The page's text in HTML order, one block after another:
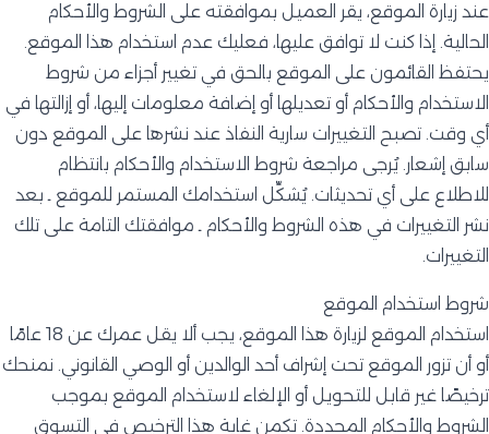
عند زيارة الموقع، يقر العميل بموافقته على الشروط والأحكام
الحالية. إذا كنت لا توافق عليها، فعليك عدم استخدام هذا الموقع.
يحتفظ القائمون على الموقع بالحق في تغيير أجزاء من شروط
الاستخدام والأحكام أو تعديلها أو إضافة معلومات إليها، أو إزالتها في
أي وقت. تصبح التغييرات سارية النفاذ عند نشرها على الموقع دون
سابق إشعار. يُرجى مراجعة شروط الاستخدام والأحكام بانتظام
للاطلاع على أي تحديثات. يُشكِّل استخدامك المستمر للموقع ـ بعد
نشر التغييرات في هذه الشروط والأحكام ـ موافقتك التامة على تلك
التغييرات.
شروط استخدام الموقع
استخدام الموقع لزيارة هذا الموقع، يجب ألا يقل عمرك عن 18 عامًا
أو أن تزور الموقع تحت إشراف أحد الوالدين أو الوصي القانوني. نمنحك
ترخيصًا غير قابل للتحويل أو الإلغاء لاستخدام الموقع بموجب
الشروط والأحكام المحددة. تكمن غاية هذا الترخيص في التسوق